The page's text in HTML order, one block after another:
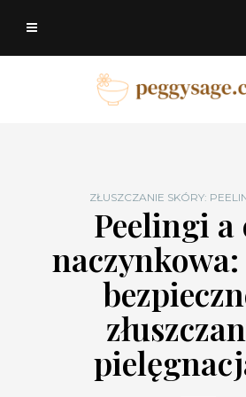
ZŁUSZCZANIE SKÓRY:
Peelingi a
naczynkowa: